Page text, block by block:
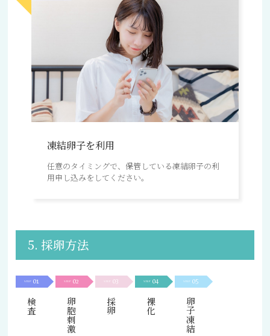
凍結卵子を利用
任意のタイミングで、保管している凍結卵子の利
用申し込みをしてください。
5. 採卵方法
STEP 01
検査
STEP 02
卵胞刺激
STEP 03
採卵
STEP 04
裸化
STEP 05
卵子凍結